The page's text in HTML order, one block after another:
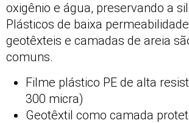
oxigênio e água, preservando a
Plásticos de baixa
geotêxteis e camadas de areia
comuns.
Filme plástico PE de alta
300 micra)
Geotêxtil como camada